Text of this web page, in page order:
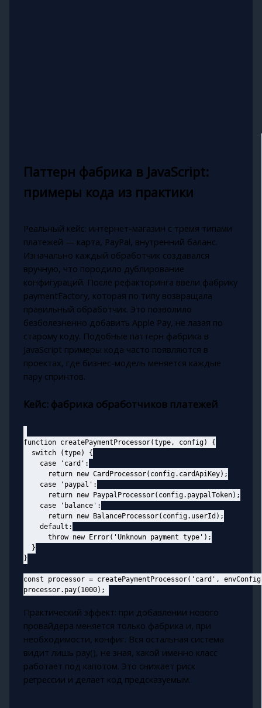
Паттерн фабрика в JavaScript:
примеры кода из практики
Реальный кейс: интернет-магазин с тремя типами
платежей — карта, PayPal, внутренний баланс.
Изначально каждый обработчик создавался
вручную, что породило дублирование
конфигураций. После рефакторинга ввели фабрику
paymentFactory, которая по типу возвращала
правильный обработчик. Это позволило
безболезненно добавить Apple Pay, не лазая по
старому коду. Подобные паттерн фабрика в
JavaScript примеры кода часто появляются в
проектах, где бизнес-модель меняется каждые
пару спринтов.
Кейс: фабрика обработчиков платежей
function createPaymentProcessor(type, config) {
  switch (type) {
    case 'card':
      return new CardProcessor(config.cardApiKey);
    case 'paypal':
      return new PaypalProcessor(config.paypalToken);
    case 'balance':
      return new BalanceProcessor(config.userId);
    default:
      throw new Error('Unknown payment type');
  }
}
const processor = createPaymentProcessor('card',
Практический эффект: при добавлении нового
провайдера меняется только фабрика и, при
необходимости, конфиг. Вся остальная система
видит лишь pay(), не зная, какой именно класс
работает под капотом. Это снижает риск
регрессии и делает код предсказуемым.